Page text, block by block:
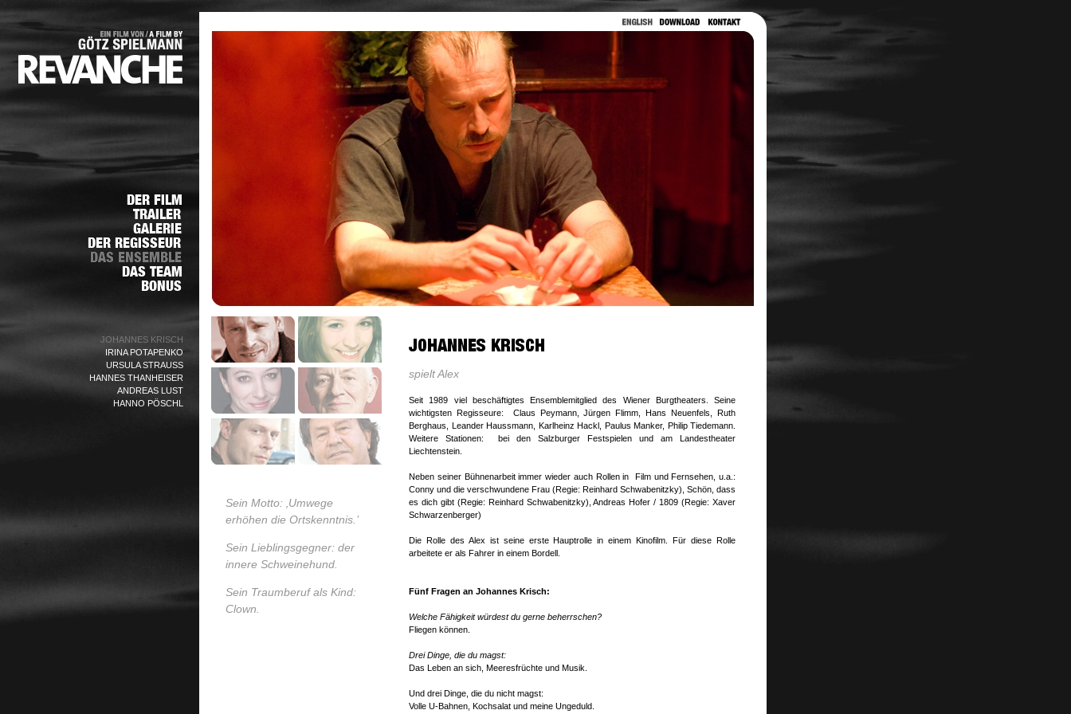
JOHANNES KRISCH
IRINA POTAPENKO
URSULA STRAUSS
HANNES THANHEISER
ANDREAS LUST
HANNO PÖSCHL
Sein Motto: ‚Umwege
erhöhen die Ortskenntnis.’
Sein Lieblingsgegner: der
innere Schweinehund.
Sein Traumberuf als Kind:
Clown.
spielt Alex
Seit 1989 viel beschäftigtes Ensemblemitglied des Wiener Burgtheaters. Seine
wichtigsten Regisseure: Claus Peymann, Jürgen Flimm, Hans Neuenfels, Ruth
Berghaus, Leander Haussmann, Karlheinz Hackl, Paulus Manker, Philip Tiedemann.
Weitere Stationen: bei den Salzburger Festspielen und am Landestheater
Liechtenstein.
Neben seiner Bühnenarbeit immer wieder auch Rollen in Film und Fernsehen, u.a.:
Conny und die verschwundene Frau (Regie: Reinhard Schwabenitzky), Schön, dass
es dich gibt (Regie: Reinhard Schwabenitzky), Andreas Hofer / 1809 (Regie: Xaver
Schwarzenberger)
Die Rolle des Alex ist seine erste Hauptrolle in einem Kinofilm. Für diese Rolle
arbeitete er als Fahrer in einem Bordell.
Fünf Fragen an Johannes Krisch:
Welche Fähigkeit würdest du gerne beherrschen?
Fliegen können.
Drei Dinge, die du magst:
Das Leben an sich, Meeresfrüchte und Musik.
Und drei Dinge, die du nicht magst:
Volle U-Bahnen, Kochsalat und meine Ungeduld.